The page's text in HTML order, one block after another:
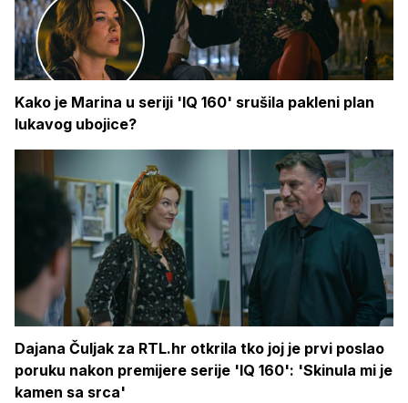
Kako je Marina u seriji 'IQ 160' srušila pakleni plan
lukavog ubojice?
Dajana Čuljak za RTL.hr otkrila tko joj je prvi poslao
poruku nakon premijere serije 'IQ 160': 'Skinula mi je
kamen sa srca'